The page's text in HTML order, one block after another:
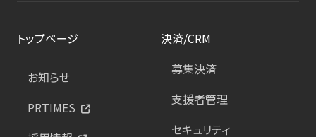
トップページ
お知らせ
PRTIMES
決済/CRM
募集決済
支援者管理
セキュリティ